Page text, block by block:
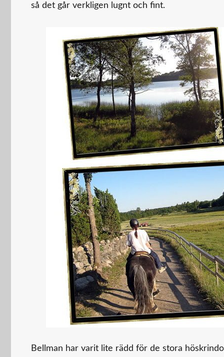
så det går verkligen lugnt och fint.
Bellman har varit lite rädd för de stora